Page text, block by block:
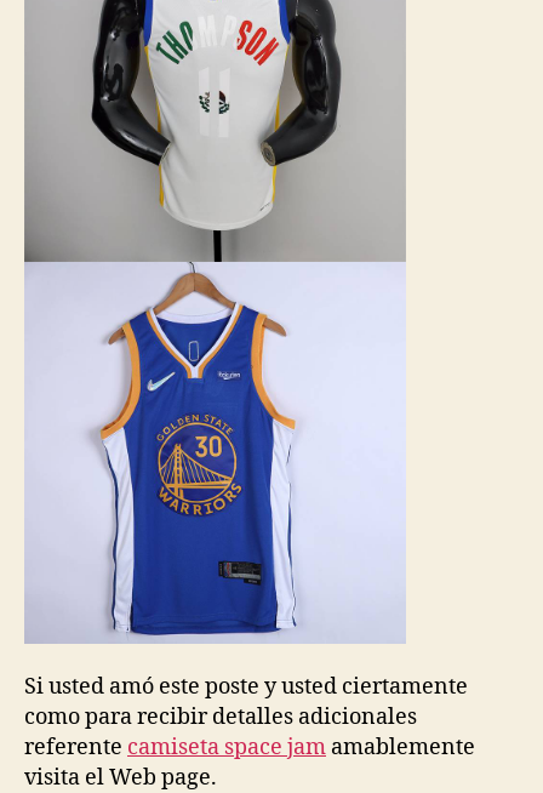
Si usted amó este poste y usted ciertamente
como para recibir detalles adicionales
referente camiseta space jam amablemente
visita el Web page.